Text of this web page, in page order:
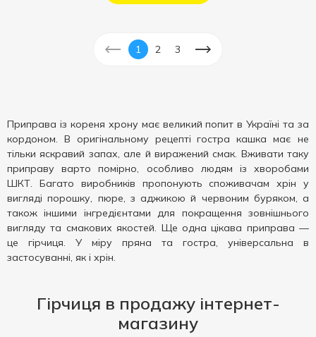
1 2 3
Приправа із кореня хрону має великий попит в Україні та за
кордоном. В оригінальному рецепті гостра кашка має не
тільки яскравий запах, але й виражений смак. Вживати таку
приправу варто помірно, особливо людям із хворобами
ШКТ. Багато виробників пропонують споживачам хрін у
вигляді порошку, пюре, з аджикою й червоним буряком, а
також іншими інгредієнтами для покращення зовнішнього
вигляду та смакових якостей. Ще одна цікава приправа —
це гірчиця. У міру пряна та гостра, універсальна в
застосуванні, як і хрін.
Гірчиця в продажу інтернет-
магазину